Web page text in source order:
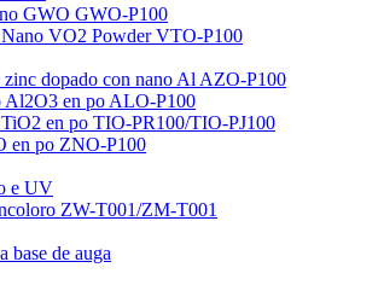
GWO GWO-P100
VO2 Powder VTO-P100
dopado con nano Al AZO-P100
Al2O3 en po ALO-P100
en po TIO-PR100/TIO-PJ100
en po ZNO-P100
e UV
ZW-T001/ZM-T001
base de auga